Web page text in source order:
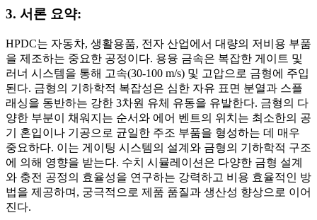
3. 서론 요약:
HPDC는 자동차, 생활용품, 전자 산업에서 대량의 저비용 부품
을 제조하는 중요한 공정이다. 용융 금속은 복잡한 게이트 및
러너 시스템을 통해 고속(30-100 m/s) 및 고압으로 금형에 주입
된다. 금형의 기하학적 복잡성은 심한 자유 표면 분열과 스플
래싱을 동반하는 강한 3차원 유체 유동을 유발한다. 금형의 다
양한 부분이 채워지는 순서와 에어 벤트의 위치는 최소한의 공
기 혼입이나 기공으로 균일한 주조 부품을 형성하는 데 매우
중요하다. 이는 게이팅 시스템의 설계와 금형의 기하학적 구조
에 의해 영향을 받는다. 수치 시뮬레이션은 다양한 금형 설계
와 충전 공정의 효율성을 연구하는 강력하고 비용 효율적인 방
법을 제공하며, 궁극적으로 제품 품질과 생산성 향상으로 이어
진다.